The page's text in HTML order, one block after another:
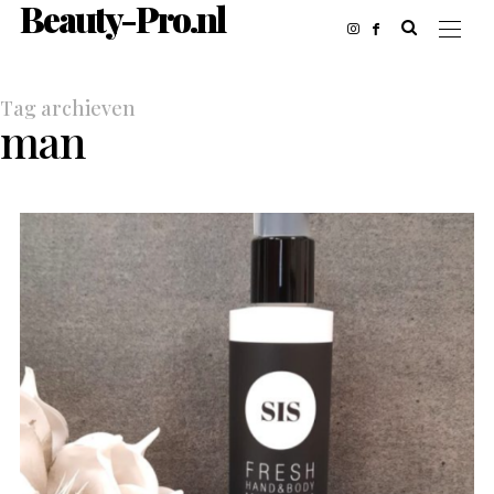
Beauty-Pro.nl
Tag archieven
man